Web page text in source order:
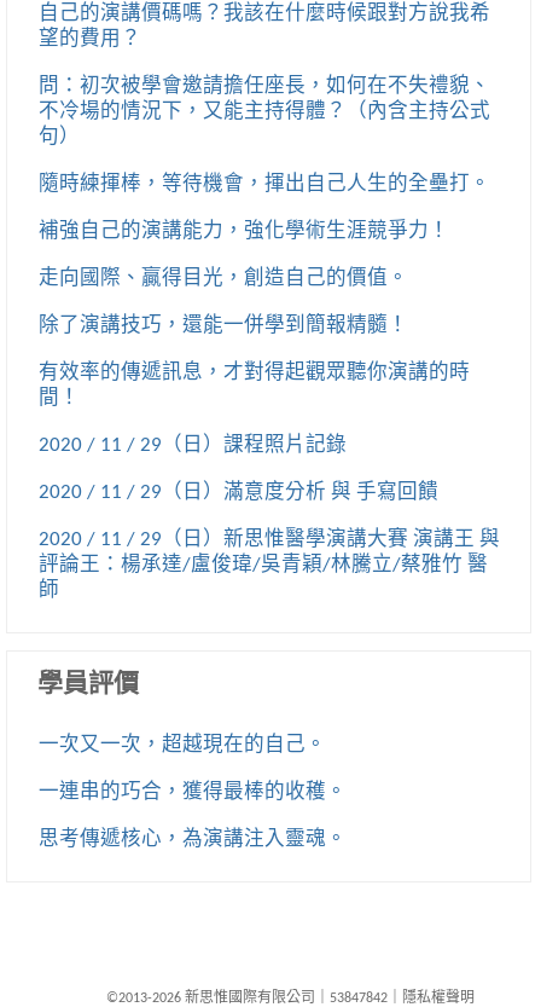
自己的演講價碼嗎？我該在什麼時候跟對方說我希
望的費用？
問：初次被學會邀請擔任座長，如何在不失禮貌、
不冷場的情況下，又能主持得體？（內含主持公式
句）
隨時練揮棒，等待機會，揮出自己人生的全壘打。
補強自己的演講能力，強化學術生涯競爭力！
走向國際、贏得目光，創造自己的價值。
除了演講技巧，還能一併學到簡報精髓！
有效率的傳遞訊息，才對得起觀眾聽你演講的時
間！
2020 / 11 / 29（日）課程照片記錄
2020 / 11 / 29（日）滿意度分析 與 手寫回饋
2020 / 11 / 29（日）新思惟醫學演講大賽 演講王 與
評論王：楊承達/盧俊瑋/吳青穎/林騰立/蔡雅竹 醫
師
學員評價
一次又一次，超越現在的自己。
一連串的巧合，獲得最棒的收穫。
思考傳遞核心，為演講注入靈魂。
©2013-2026 新思惟國際有限公司 53847842 隱私權聲明